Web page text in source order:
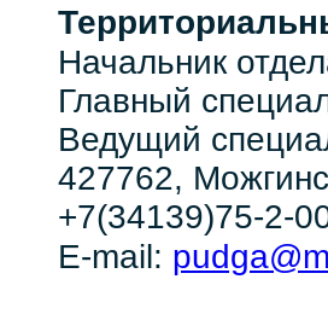
Начальник
Главный
Ведущий
427762,
+7(34139)75-2-
E-mail: